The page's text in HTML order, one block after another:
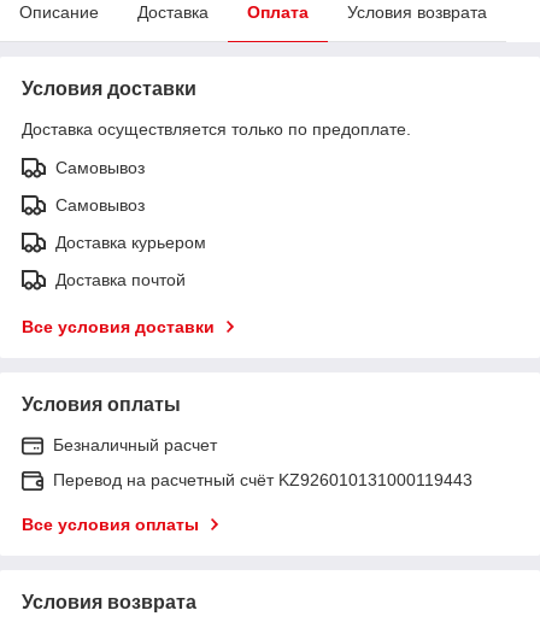
Описание Доставка Оплата Условия возврата
Условия доставки
Доставка осуществляется только по предоплате.
Самовывоз
Самовывоз
Доставка курьером
Доставка почтой
Все условия доставки
Условия оплаты
Безналичный расчет
Перевод на расчетный счёт KZ926010131000119443
Все условия оплаты
Условия возврата